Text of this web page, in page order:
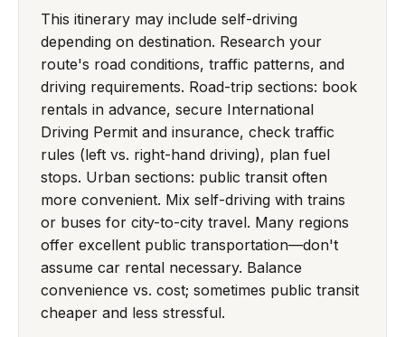
This itinerary may include self-driving
depending on destination. Research your
route's road conditions, traffic patterns, and
driving requirements. Road-trip sections: book
rentals in advance, secure International
Driving Permit and insurance, check traffic
rules (left vs. right-hand driving), plan fuel
stops. Urban sections: public transit often
more convenient. Mix self-driving with trains
or buses for city-to-city travel. Many regions
offer excellent public transportation—don't
assume car rental necessary. Balance
convenience vs. cost; sometimes public transit
cheaper and less stressful.